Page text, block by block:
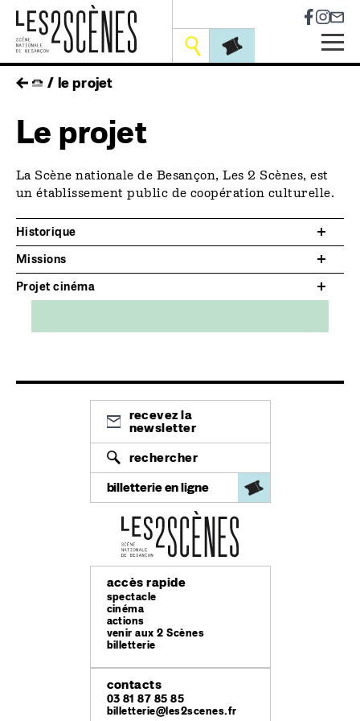
Skip
navigation
Outils
fil
d'ariane
le projet
Le projet
La Scène nationale de Besançon, Les 2 Scènes, est
un établissement public de coopération culturelle.
Historique
Missions
Projet cinéma
recevez la
newsletter
rechercher
billetterie en ligne
accès rapide
spectacle
cinéma
actions
venir aux 2 Scènes
billetterie
contacts
03 81 87 85 85
billetterie@les2scenes.fr